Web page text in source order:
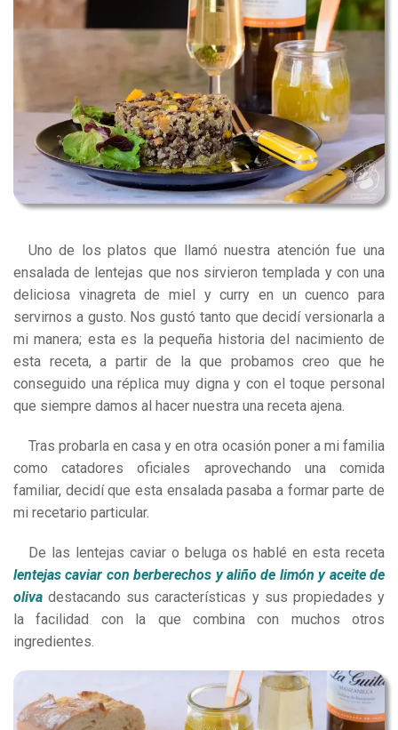
Uno de los platos que llamó nuestra atención fue una
ensalada de lentejas que nos sirvieron templada y con una
deliciosa vinagreta de miel y curry en un cuenco para
servirnos a gusto. Nos gustó tanto que decidí versionarla a
mi manera; esta es la pequeña historia del nacimiento de
esta receta, a partir de la que probamos creo que he
conseguido una réplica muy digna y con el toque personal
que siempre damos al hacer nuestra una receta ajena.
Tras probarla en casa y en otra ocasión poner a mi familia
como catadores oficiales aprovechando una comida
familiar, decidí que esta ensaladapasaba a formar parte de
mi recetario particular.
De las lentejas caviar o beluga os hablé en esta receta
lentejas caviar con berberechos y aliño de limón y aceite de
oliva destacando sus características y sus propiedades y
la facilidad con la que combina con muchos otros
ingredientes.